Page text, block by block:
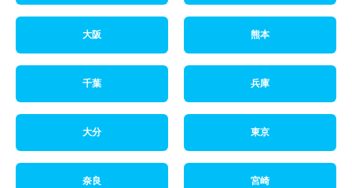
大阪 熊本
千葉 兵庫
大分 東京
奈良 宮崎